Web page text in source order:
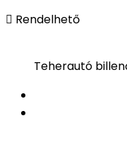
 Rendelhető
Teherautó